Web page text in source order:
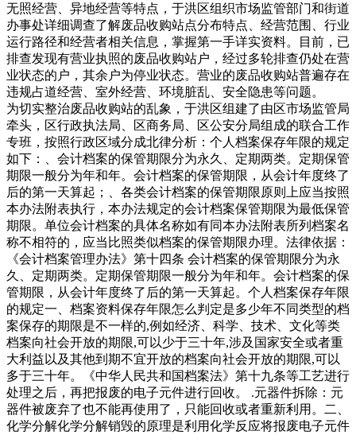
无照经营、异地经营等特点，于洪区组织市场监管部门和街道
办事处详细调查了解废品收购站点分布特点、经营范围、行业
运行路径和经营者相关信息，掌握第一手详实资料。目前，已
排查发现有营业执照的废品收购站户，经过多轮排查仍处在营
业状态的户，其余户为停业状态。营业的废品收购站普遍存在
违规占道经营、室外经营、环境脏乱、安全隐患等问题。
为切实整治废品收购站的乱象，于洪区组建了由区市场监管局
牵头，区行政执法局、区商务局、区公安分局组成的联合工作
专班，按照行政区域分成北律分析：个人档案保存年限的规定
如下：、会计档案的保管期限分为永久、定期两类。定期保管
期限一般分为年和年。会计档案的保管期限，从会计年度终了
后的第一天算起；、各类会计档案的保管期限原则上应当按照
本办法附表执行，本办法规定的会计档案保管期限为最低保管
期限。单位会计档案的具体名称如有同本办法附表所列档案名
称不相符的，应当比照类似档案的保管期限办理。法律依据：
《会计档案管理办法》第十四条 会计档案的保管期限分为永
久、定期两类。定期保管期限一般分为年和年。会计档案的保
管期限，从会计年度终了后的第一天算起。个人档案保存年限
的规定一、档案资料保存年限怎么判定是多少年不同类型的档
案保存的期限是不一样的,例如经济、科学、技术、文化等类
档案向社会开放的期限,可以少于三十年,涉及国家安全或者重
大利益以及其他到期不宜开放的档案向社会开放的期限,可以
多于三十年。《中华人民共和国档案法》第十九条等工艺进行
处理之后，再把报废的电子元件进行回收。 .元器件拆除：元
器件被废弃了也不能再使用了，只能回收或者重新利用。二、
化学分解化学分解销毁的原理是利用化学反应将报废电子元件